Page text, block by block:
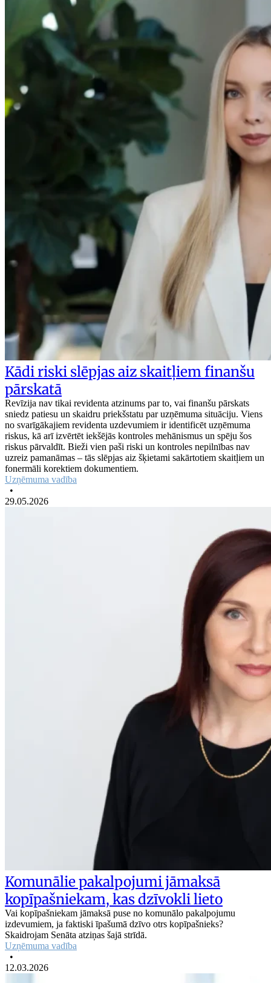
Kādi riski slēpjas aiz skaitļiem finanšu
pārskatā
Revīzija nav tikai revidenta atzinums par to, vai finanšu pārskats
sniedz patiesu un skaidru priekšstatu par uzņēmuma situāciju. Viens
no svarīgākajiem revidenta uzdevumiem ir identificēt uzņēmuma
riskus, kā arī izvērtēt iekšējās kontroles mehānismus un spēju šos
riskus pārvaldīt. Bieži vien paši riski un kontroles nepilnības nav
uzreiz pamanāmas – tās slēpjas aiz šķietami sakārtotiem skaitļiem un
fonermāli korektiem dokumentiem.
Uzņēmuma vadība
•
29.05.2026
Komunālie pakalpojumi jāmaksā
kopīpašniekam, kas dzīvokli lieto
Vai kopīpašniekam jāmaksā puse no komunālo pakalpojumu
izdevumiem, ja faktiski īpašumā dzīvo otrs kopīpašnieks?
Skaidrojam Senāta atziņas šajā strīdā.
Uzņēmuma vadība
•
12.03.2026